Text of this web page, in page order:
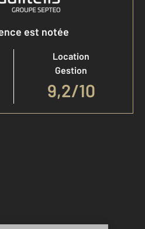
est notée
Location
Gestion
9,2/10